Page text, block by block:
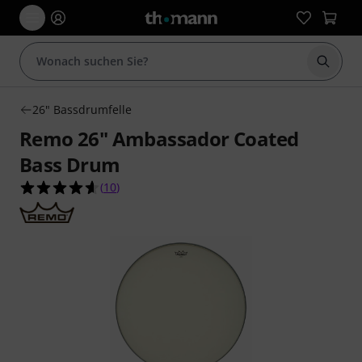
Suche
26" Bassdrumfelle
Remo 26" Ambassador Coated
Bass Drum
4.6 von 5 Sternen aus 10 Kundenbewertungen
(10)